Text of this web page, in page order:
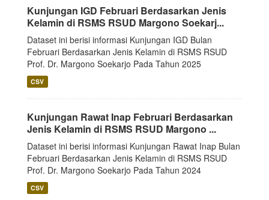
Kunjungan IGD Februari Berdasarkan Jenis
Kelamin di RSMS RSUD Margono Soekarj...
Dataset ini berisi informasi Kunjungan IGD Bulan
Februari Berdasarkan Jenis Kelamin di RSMS RSUD
Prof. Dr. Margono Soekarjo Pada Tahun 2025
CSV
Kunjungan Rawat Inap Februari Berdasarkan
Jenis Kelamin di RSMS RSUD Margono ...
Dataset ini berisi informasi Kunjungan Rawat Inap Bulan
Februari Berdasarkan Jenis Kelamin di RSMS RSUD
Prof. Dr. Margono Soekarjo Pada Tahun 2024
CSV